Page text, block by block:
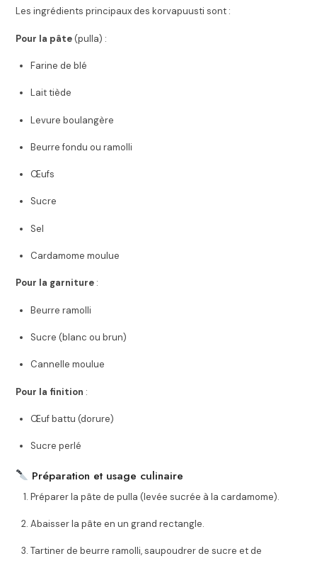
Les ingrédients principaux des korvapuusti sont :
Pour la pâte(pulla) :
Farine de blé
Lait tiède
Levure boulangère
Beurre fondu ou ramolli
Œufs
Sucre
Sel
Cardamome moulue
Pour la garniture :
Beurre ramolli
Sucre (blanc ou brun)
Cannelle moulue
Pour la finition :
Œuf battu (dorure)
Sucre perlé
Préparation et usage culinaire
Préparer la pâte de pulla (levée sucrée à la cardamome).
Abaisser la pâte en un grand rectangle.
Tartiner de beurre ramolli, saupoudrer de sucre et de